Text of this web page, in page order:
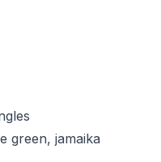
green, jamaika